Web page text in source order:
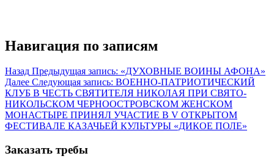
Навигация по записям
Назад Предыдущая запись: «ДУХОВНЫЕ ВОИНЫ АФОНА»
Далее Следующая запись: ВОЕННО-ПАТРИОТИЧЕСКИЙ
КЛУБ В ЧЕСТЬ СВЯТИТЕЛЯ НИКОЛАЯ ПРИ СВЯТО-
НИКОЛЬСКОМ ЧЕРНООСТРОВСКОМ ЖЕНСКОМ
МОНАСТЫРЕ ПРИНЯЛ УЧАСТИЕ В V ОТКРЫТОМ
ФЕСТИВАЛЕ КАЗАЧЬЕЙ КУЛЬТУРЫ «ДИКОЕ ПОЛЕ»
Заказать требы